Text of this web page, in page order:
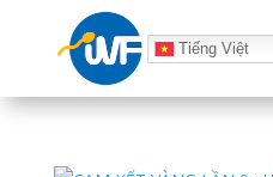
Tiếng Việt